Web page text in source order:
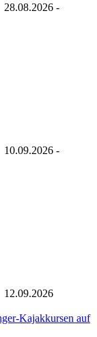
28.08.2026 -
10.09.2026 -
12.09.2026
Kajakkursen auf